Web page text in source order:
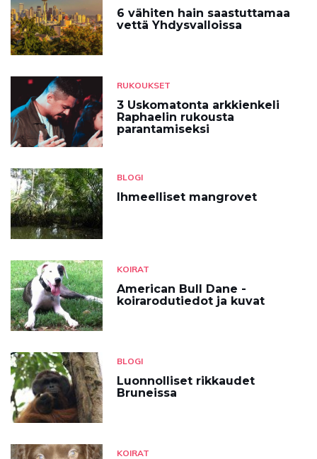
6 vähiten hain saastuttamaa
vettä Yhdysvalloissa
RUKOUKSET
3 Uskomatonta arkkienkeli
Raphaelin rukousta
parantamiseksi
BLOGI
Ihmeelliset mangrovet
KOIRAT
American Bull Dane -
koirarodutiedot ja kuvat
BLOGI
Luonnolliset rikkaudet
Bruneissa
KOIRAT